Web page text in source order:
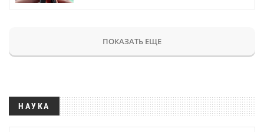
ПОКАЗАТЬ ЕЩЕ
НАУКА